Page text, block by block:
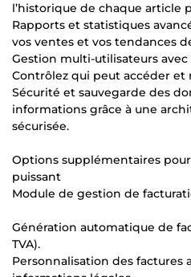
l’historique de chaque article
Rapports et statistiques
vos ventes et vos tendances
Gestion multi-utilisateurs
Contrôlez qui peut accéder et
Sécurité et sauvegarde des
informations grâce à une
sécurisée.
Options supplémentaires
puissant
Module de gestion de
Génération automatique de
TVA).
Personnalisation des factures